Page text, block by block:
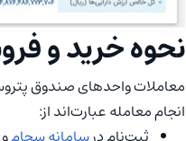
نحوه خرید و
معاملات واحدهای صندوق
انجام معامله عبارت‌اند از: